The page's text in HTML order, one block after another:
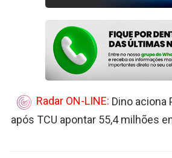
Radar ON-LINE: Dino aciona
após TCU apontar 55,4 milhões